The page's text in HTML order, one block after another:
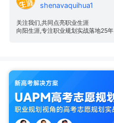
shenavaquihua1
关注我们,共同点亮职业生涯
向阳生涯,专注职业规划实战落地25年